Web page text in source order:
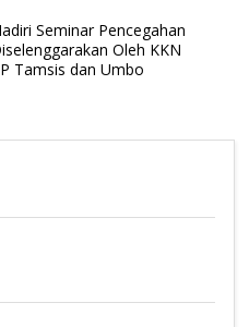
Seminar Pencegahan
Oleh KKN
Tamsis dan Umbo